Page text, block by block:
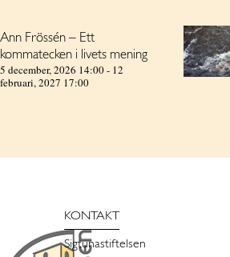
Ann Frössén – Ett
kommatecken i livets mening
5 december, 2026 14:00- 12
februari, 2027 17:00
KONTAKT
Sigtunastiftelsen